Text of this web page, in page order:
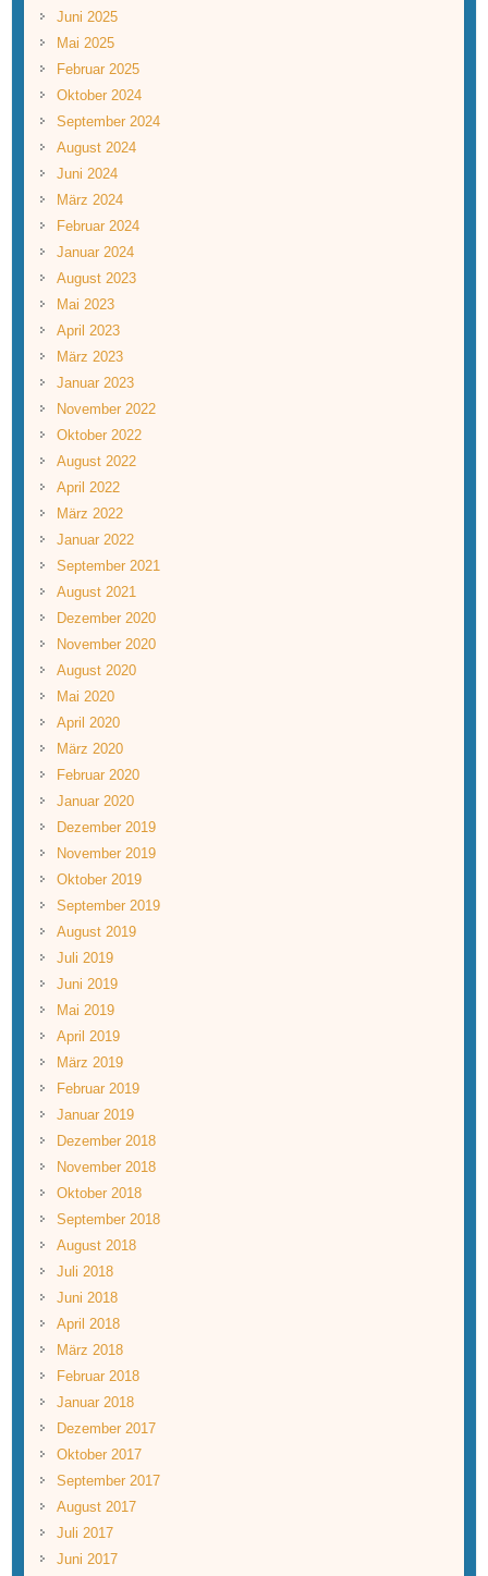
Juni 2025
Mai 2025
Februar 2025
Oktober 2024
September 2024
August 2024
Juni 2024
März 2024
Februar 2024
Januar 2024
August 2023
Mai 2023
April 2023
März 2023
Januar 2023
November 2022
Oktober 2022
August 2022
April 2022
März 2022
Januar 2022
September 2021
August 2021
Dezember 2020
November 2020
August 2020
Mai 2020
April 2020
März 2020
Februar 2020
Januar 2020
Dezember 2019
November 2019
Oktober 2019
September 2019
August 2019
Juli 2019
Juni 2019
Mai 2019
April 2019
März 2019
Februar 2019
Januar 2019
Dezember 2018
November 2018
Oktober 2018
September 2018
August 2018
Juli 2018
Juni 2018
April 2018
März 2018
Februar 2018
Januar 2018
Dezember 2017
Oktober 2017
September 2017
August 2017
Juli 2017
Juni 2017